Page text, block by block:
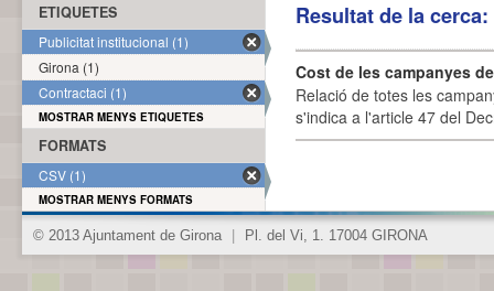
Resultat de la
Cost de les campanyes
Relació de totes les
s'indica a l'article 47 del
ETIQUETES
Publicitat institucional (1)
Girona (1)
Contractaci (1)
MOSTRAR MENYS ETIQUETES
FORMATS
CSV (1)
MOSTRAR MENYS FORMATS
© 2013 Ajuntament de Girona Pl. del Vi, 1. 17004 GIRONA